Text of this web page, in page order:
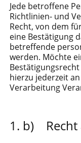
Jede betroffene
Richtlinien- und
Recht, von dem
eine Bestätigung
betreffende
werden. Möchte
hierzu jederzeit
Verarbeitung
b) Recht